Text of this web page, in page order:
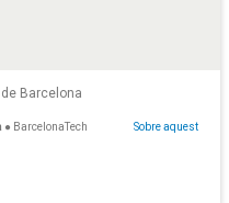
Barcelona
● BarcelonaTech Sobre aquest